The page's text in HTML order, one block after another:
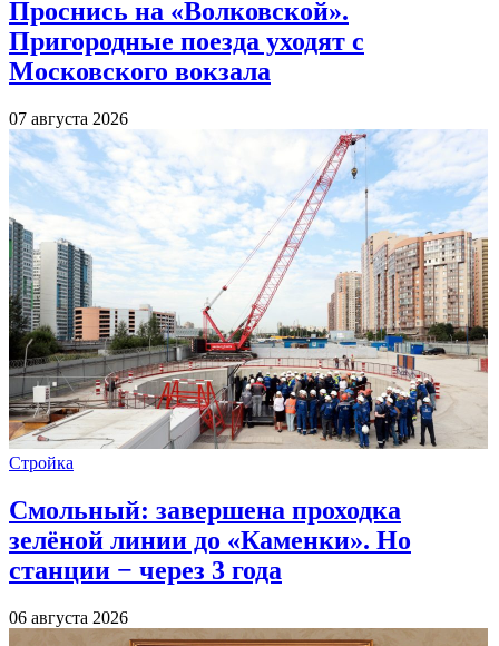
Проснись на «Волковской».
Пригородные поезда уходят с
Московского вокзала
07 августа 2026
Стройка
Смольный: завершена проходка
зелёной линии до «Каменки». Но
станции − через 3 года
06 августа 2026